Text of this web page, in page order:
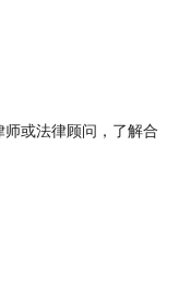
或法律顾问，了解合